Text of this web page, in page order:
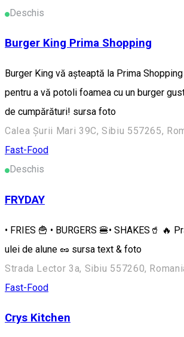
Deschis
Burger King Prima Shopping
Burger King vă așteaptă la Prima
pentru a vă potoli foamea cu un burger
de cumpărături! sursa foto
Calea Șurii Mari 39C, Sibiu 557265,
Fast-Food
Deschis
FRYDAY
• FRIES 🍟 • BURGERS 🍔• SHAKES🥤 🔥
ulei de alune 🥜 sursa text & foto
Strada Lector 3a, Sibiu 557260,
Fast-Food
Crys Kitchen